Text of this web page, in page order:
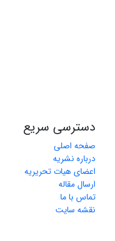
دسترسی سریع
صفحه اصلی
درباره نشریه
اعضای هیات تحریریه
ارسال مقاله
تماس با ما
نقشه سایت